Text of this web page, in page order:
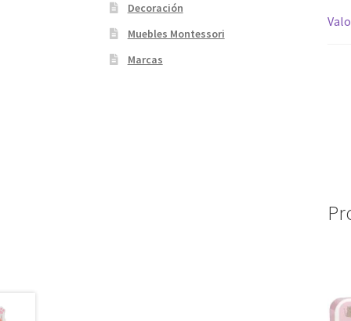
Decoración
Muebles Montessori
Marcas